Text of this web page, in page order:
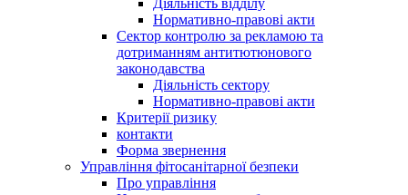
Діяльність відділу
Нормативно-правові акти
Сектор контролю за рекламою та
дотриманням антитютюнового
законодавства
Діяльність сектору
Нормативно-правові акти
Критерії ризику
контакти
Форма звернення
Управління фітосанітарної безпеки
Про управління